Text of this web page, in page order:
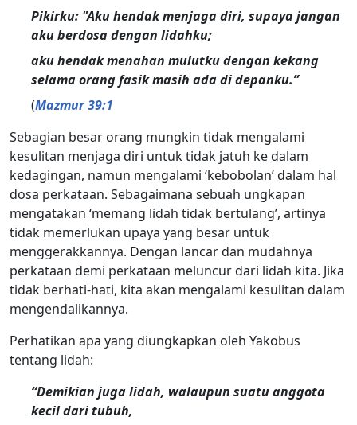
Pikirku: "Aku hendak menjaga diri, supaya jangan
aku berdosa dengan lidahku;
aku hendak menahan mulutku dengan kekang
selama orang fasik masih ada di depanku.”
(Mazmur 39:1
Sebagian besar orang mungkin tidak mengalami
kesulitan menjaga diri untuk tidak jatuh ke dalam
kedagingan, namun mengalami ‘kebobolan’ dalam hal
dosa perkataan. Sebagaimana sebuah ungkapan
mengatakan ‘memang lidah tidak bertulang’, artinya
tidak memerlukan upaya yang besar untuk
menggerakkannya. Dengan lancar dan mudahnya
perkataan demi perkataan meluncur dari lidah kita. Jika
tidak berhati-hati, kita akan mengalami kesulitan dalam
mengendalikannya.
Perhatikan apa yang diungkapkan oleh Yakobus
tentang lidah:
“Demikian juga lidah, walaupun suatu anggota
kecil dari tubuh,